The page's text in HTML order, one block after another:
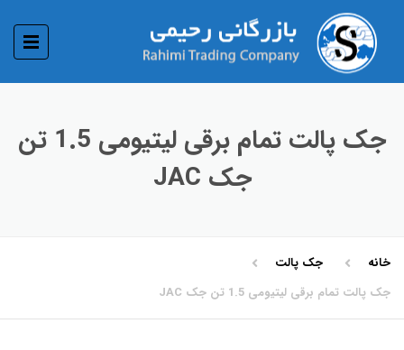
جک پالت تمام برقی لیتیومی 1.5 تن
جک JAC
خانه
جک پالت
جک پالت تمام برقی لیتیومی 1.5 تن جک JAC